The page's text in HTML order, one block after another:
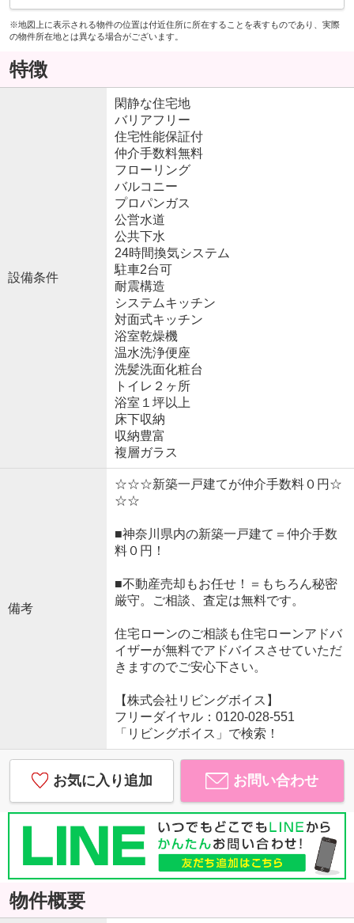
※地図上に表示される物件の位置は付近住所に所在することを表すものであり、実際
の物件所在地とは異なる場合がございます。
特徴
設備条件
閑静な住宅地
バリアフリー
住宅性能保証付
仲介手数料無料
フローリング
バルコニー
プロパンガス
公営水道
公共下水
24時間換気システム
駐車2台可
耐震構造
システムキッチン
対面式キッチン
浴室乾燥機
温水洗浄便座
洗髪洗面化粧台
トイレ２ヶ所
浴室１坪以上
床下収納
収納豊富
複層ガラス
備考
☆☆☆新築一戸建てが仲介手数料０円☆
☆☆
■神奈川県内の新築一戸建て＝仲介手数
料０円！
■不動産売却もお任せ！＝もちろん秘密
厳守。ご相談、査定は無料です。
住宅ローンのご相談も住宅ローンアドバ
イザーが無料でアドバイスさせていただ
きますのでご安心下さい。
【株式会社リビングボイス】
フリーダイヤル：0120-028-551
「リビングボイス」で検索！
お気に入り追加 お問い合わせ
物件概要